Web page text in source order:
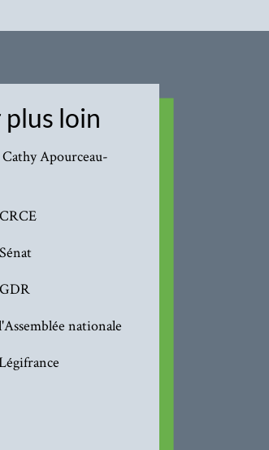
loin
Cathy Apourceau-
nationale